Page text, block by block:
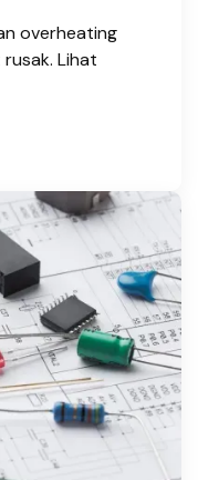
overheating
Lihat